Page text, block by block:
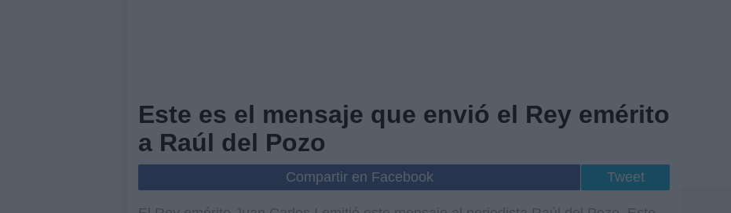
Este es el mensaje que envió el Rey emérito
a Raúl del Pozo
Compartir en Facebook Tweet